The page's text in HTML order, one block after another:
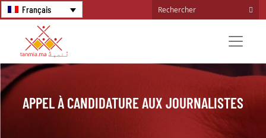
Français
APPEL À CANDIDATURE AUX JOURNALISTES